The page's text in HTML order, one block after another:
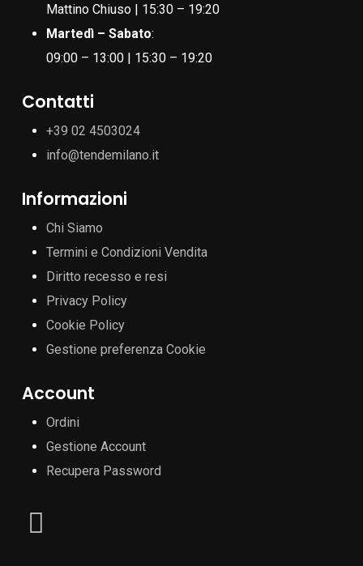
Mattino Chiuso | 15:30 – 19:20
Martedì – Sabato:
09:00 – 13:00 | 15:30 – 19:20
Contatti
+39 02 4503024
info@tendemilano.it
Informazioni
Chi Siamo
Termini e Condizioni Vendita
Diritto recesso e resi
Privacy Policy
Cookie Policy
Gestione preferenza Cookie
Account
Ordini
Gestione Account
Recupera Password